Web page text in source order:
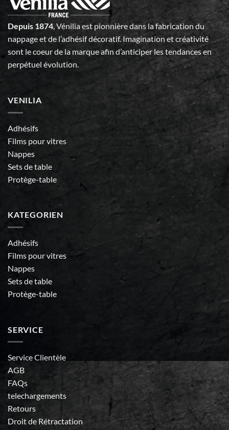
Depuis 1874, Vénilia est pionnière dans la fabrication du
nappage et de l’adhésif décoratif. Imagination et créativité
sont le coeur de la marque afin d’anticiper les tendances en
perpétuel évolution.
VENILIA
Adhésifs
Films pour vitres
Nappes
Sets de table
Protège-table
KATEGORIEN
Adhésifs
Films pour vitres
Nappes
Sets de table
Protège-table
SERVICE
Service Clientèle
AGB
FAQs
telechargements
Retours
Droit de Rétractation